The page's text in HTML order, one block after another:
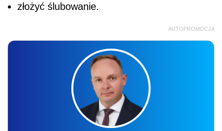
złożyć ślubowanie.
AUTOPROMOCJA